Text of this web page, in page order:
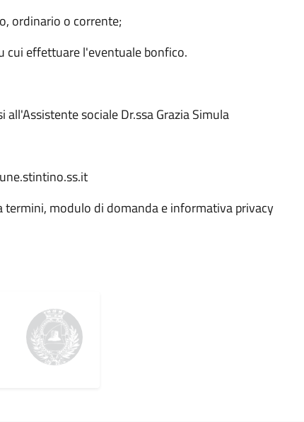
ordinario o corrente;
cui effettuare l'eventuale bonfico.
sociale Dr.ssa Grazia Simula
termini, modulo di domanda e informativa privacy